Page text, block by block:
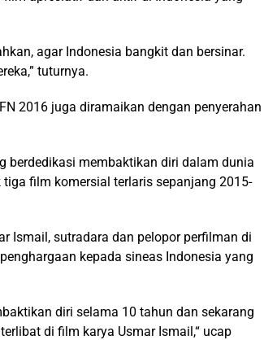
agar Indonesia bangkit dan bersinar.
tuturnya.
2016 juga diramaikan dengan penyerahan
berdedikasi membaktikan diri dalam dunia
film komersial terlaris sepanjang 2015-
Ismail, sutradara dan pelopor perfilman di
kepada sineas Indonesia yang
diri selama 10 tahun dan sekarang
di film karya Usmar Ismail,“ ucap